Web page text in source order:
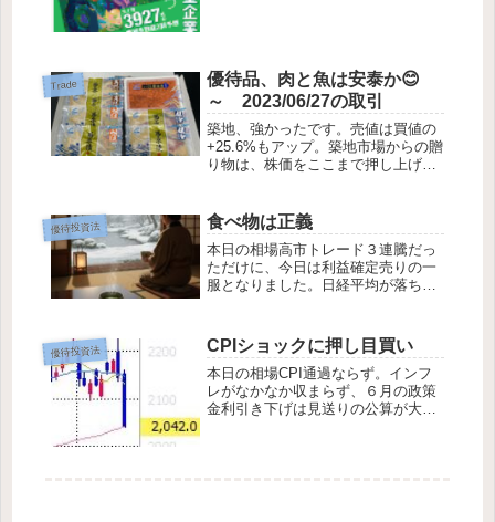
Trade
優待品、肉と魚は安泰か😊
～ 2023/06/27の取引
築地、強かったです。売値は買値の
+25.6%もアップ。築地市場からの贈
り物は、株価をここまで押し上げる
か？ 優待 損益 +25.6%手仕舞 9173
東海汽船 優待...
優待投資法 食べ物は正義
本日の相場高市トレード３連騰だっ
ただけに、今日は利益確定売りの一
服となりました。日経平均が落ち着
上げを喰らいまい、快勝と言うわけ
にはいきませんでした。空売りを取
っ払ってしまいた...
優待投資法 CPIショックに押し目買い
本日の相場CPI通過ならず。インフ
レがなかなか収まらず、６月の政策
金利引き下げは見送りの公算が大き